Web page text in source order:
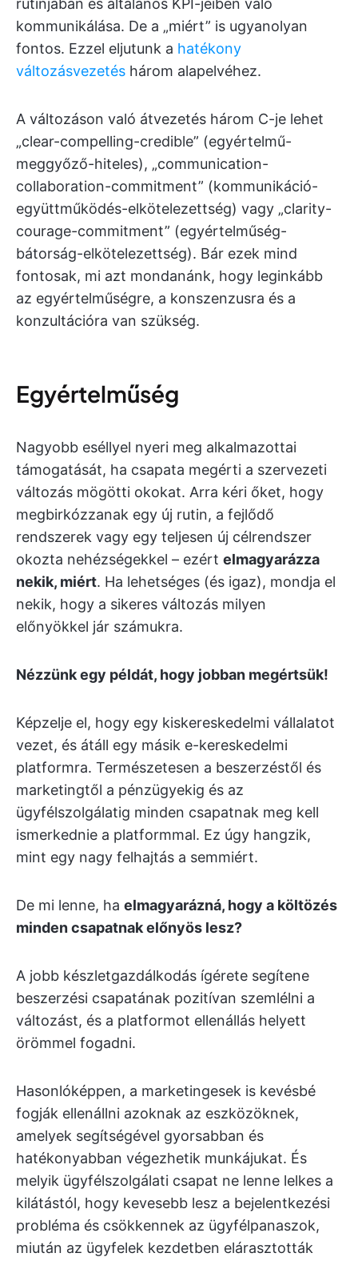
rutinjában és általános KPI-jeiben való
kommunikálása. De a „miért” is ugyanolyan
fontos. Ezzel eljutunk a hatékony
változásvezetés három alapelvéhez.
A változáson való átvezetés három C-je lehet
„clear-compelling-credible” (egyértelmű-
meggyőző-hiteles), „communication-
collaboration-commitment” (kommunikáció-
együttműködés-elkötelezettség) vagy „clarity-
courage-commitment” (egyértelműség-
bátorság-elkötelezettség). Bár ezek mind
fontosak, mi azt mondanánk, hogy leginkább
az egyértelműségre, a konszenzusra és a
konzultációra van szükség.
Egyértelműség
Nagyobb eséllyel nyeri meg alkalmazottai
támogatását, ha csapata megérti a szervezeti
változás mögötti okokat. Arra kéri őket, hogy
megbirkózzanak egy új rutin, a fejlődő
rendszerek vagy egy teljesen új célrendszer
okozta nehézségekkel – ezért elmagyarázza
nekik, miért. Ha lehetséges (és igaz), mondja el
nekik, hogy a sikeres változás milyen
előnyökkel jár számukra.
Nézzünk egy példát, hogy jobban megértsük!
Képzelje el, hogy egy kiskereskedelmi vállalatot
vezet, és átáll egy másik e-kereskedelmi
platformra. Természetesen a beszerzéstől és
marketingtől a pénzügyekig és az
ügyfélszolgálatig minden csapatnak meg kell
ismerkednie a platformmal. Ez úgy hangzik,
mint egy nagy felhajtás a semmiért.
De mi lenne, ha elmagyarázná, hogy a költözés
minden csapatnak előnyös lesz?
A jobb készletgazdálkodás ígérete segítene
beszerzési csapatának pozitívan szemlélni a
változást, és a platformot ellenállás helyett
örömmel fogadni.
Hasonlóképpen, a marketingesek is kevésbé
fogják ellenállni azoknak az eszközöknek,
amelyek segítségével gyorsabban és
hatékonyabban végezhetik munkájukat. És
melyik ügyfélszolgálati csapat ne lenne lelkes a
kilátástól, hogy kevesebb lesz a bejelentkezési
probléma és csökkennek az ügyfélpanaszok,
miután az ügyfelek kezdetben elárasztották